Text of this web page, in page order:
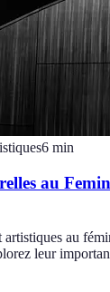
6 min
au
au
leur